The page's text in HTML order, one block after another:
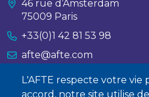
L'AFTE respecte votre vie
accord, notre site utilise
46 rue d’Amsterdam
75009 Paris
+33(0)1 42 81 53 98
afte@afte.com
Nous contacter